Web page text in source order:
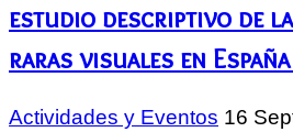
estudio descriptivo de
raras visuales en España
Actividades y Eventos 16